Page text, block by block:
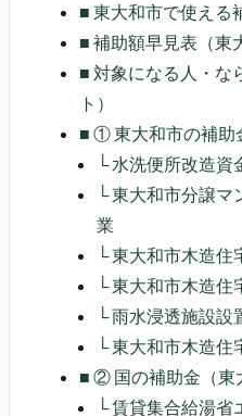
■ 東大和市で使える
■ 補助額早見表（東
■ 対象になる人・な
ト）
■ ① 東大和市の補助
└水洗便所改造資
└東大和市分譲マ
業
└東大和市木造住
└東大和市木造住
└雨水浸透施設設
└東大和市木造住
■ ② 国の補助金（東
└賃貸集合給湯省